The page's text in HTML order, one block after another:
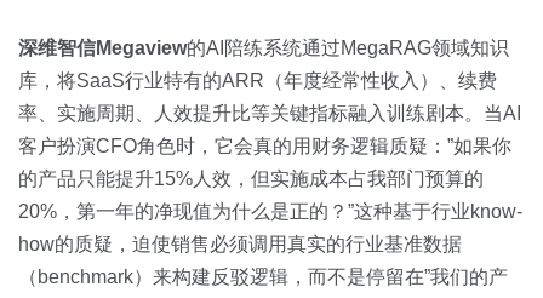
深维智信Megaview的AI陪练系统通过MegaRAG领域知识
库，将SaaS行业特有的ARR（年度经常性收入）、续费
率、实施周期、人效提升比等关键指标融入训练剧本。当AI
客户扮演CFO角色时，它会真的用财务逻辑质疑：”如果你
的产品只能提升15%人效，但实施成本占我部门预算的
20%，第一年的净现值为什么是正的？”这种基于行业know-
how的质疑，迫使销售必须调用真实的行业基准数据
（benchmark）来构建反驳逻辑，而不是停留在”我们的产